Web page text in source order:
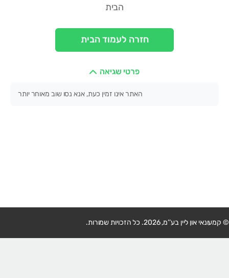
הבית
חזרה לעמוד הבית
פרטי שגיאה
האתר אינו זמין כעת, אנא נסו שוב מאוחר יותר
© קמעונאי און ליין בע’’מ, 2026. כל הזכויות שמורות.